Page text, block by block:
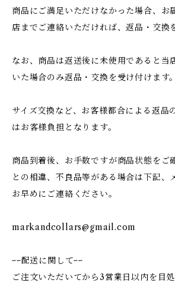
商品にご満足いただけなかった場合、お
店までご連絡いただければ、返品・交換
なお、商品は返送後に未使用であると当
いた場合のみ返品・交換を受け付けます。
サイズ交換など、お客様都合による返品
はお客様負担となります。
商品到着後、お手数ですが商品状態をご
との相違、不良品等がある場合は下記、
お早めにご連絡ください。
markandcollars@gmail.com
ｰｰ配送に関してｰｰ
ご注文いただいてから3営業日以内を目処